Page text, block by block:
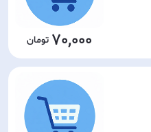
70,000